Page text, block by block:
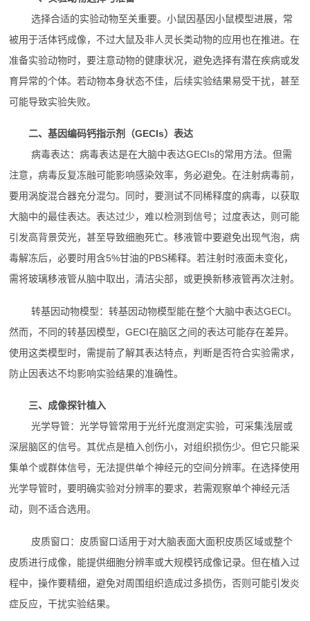
选择合适的实验动物至关重要。小鼠因基因小鼠模型进展，常
被用于活体钙成像，不过大鼠及非人灵长类动物的应用也在推进。在
准备实验动物时，要注意动物的健康状况，避免选择有潜在疾病或发
育异常的个体。若动物本身状态不佳，后续实验结果易受干扰，甚至
可能导致实验失败。
二、基因编码钙指示剂（GECIs）表达
病毒表达：病毒表达是在大脑中表达GECIs的常用方法。但需
注意，病毒反复冻融可能影响感染效率，务必避免。在注射病毒前，
要用涡旋混合器充分混匀。同时，要测试不同稀释度的病毒，以获取
大脑中的最佳表达。表达过少，难以检测到信号；过度表达，则可能
引发高背景荧光，甚至导致细胞死亡。移液管中要避免出现气泡，病
毒解冻后，必要时用含5%甘油的PBS稀释。若注射时液面未变化，
需将玻璃移液管从脑中取出，清洁尖部，或更换新移液管再次注射。
转基因动物模型：转基因动物模型能在整个大脑中表达GECI。
然而，不同的转基因模型，GECI在脑区之间的表达可能存在差异。
使用这类模型时，需提前了解其表达特点，判断是否符合实验需求，
防止因表达不均影响实验结果的准确性。
三、成像探针植入
光学导管：光学导管常用于光纤光度测定实验，可采集浅层或
深层脑区的信号。其优点是植入创伤小，对组织损伤少。但它只能采
集单个或群体信号，无法提供单个神经元的空间分辨率。在选择使用
光学导管时，要明确实验对分辨率的要求，若需观察单个神经元活
动，则不适合选用。
皮质窗口：皮质窗口适用于对大脑表面大面积皮质区域或整个
皮质进行成像，能提供细胞分辨率或大规模钙成像记录。但在植入过
程中，操作要精细，避免对周围组织造成过多损伤，否则可能引发炎
症反应，干扰实验结果。